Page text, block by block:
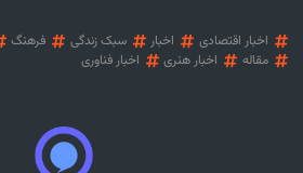
اخبار اقتصادی اخبار سبک زندگی فرهنگ
مقاله
اخبار هنری اخبار فناوری